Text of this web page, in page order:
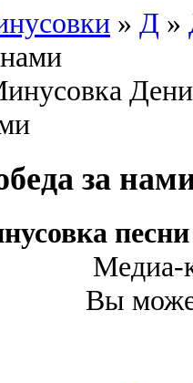
» Д »
за
Медиа-
Вы